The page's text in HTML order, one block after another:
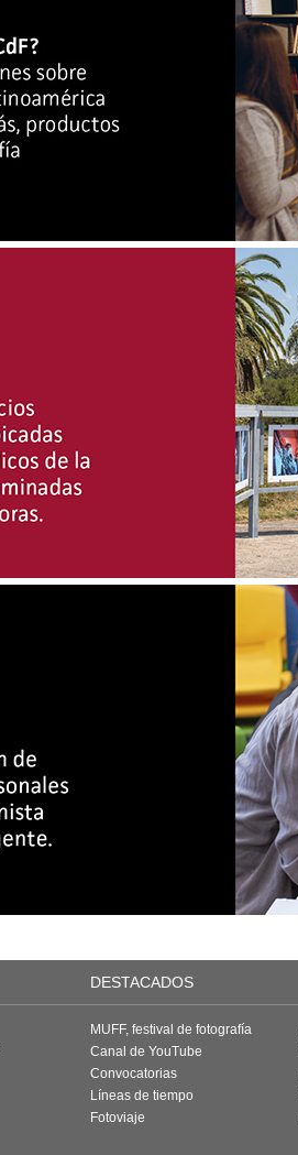
DESTACADOS
MUFF, festival de fotografía
Canal de YouTube
Convocatorias
Líneas de tiempo
Fotoviaje